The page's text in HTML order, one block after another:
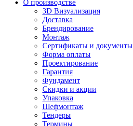
О производстве
3D Визуализация
Доставка
Брендирование
Монтаж
Сертификаты и документы
Форма оплаты
Проектирование
Гарантия
Фундамент
Скидки и акции
Упаковка
Шефмонтаж
Тендеры
Термины